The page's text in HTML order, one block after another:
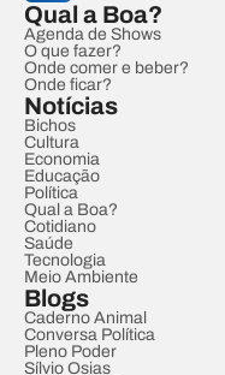
Qual a Boa?
Agenda de Shows
O que fazer?
Onde comer e beber?
Onde ficar?
Notícias
Bichos
Cultura
Economia
Educação
Política
Qual a Boa?
Cotidiano
Saúde
Tecnologia
Meio Ambiente
Blogs
Caderno Animal
Conversa Política
Pleno Poder
Sílvio Osias